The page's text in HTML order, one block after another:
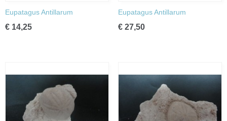
Eupatagus Antillarum
€ 14,25
Eupatagus Antillarum
€ 27,50